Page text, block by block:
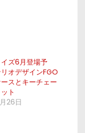
ズ6月登場予
オデザインFGO
スとキーチェー
ト
26日